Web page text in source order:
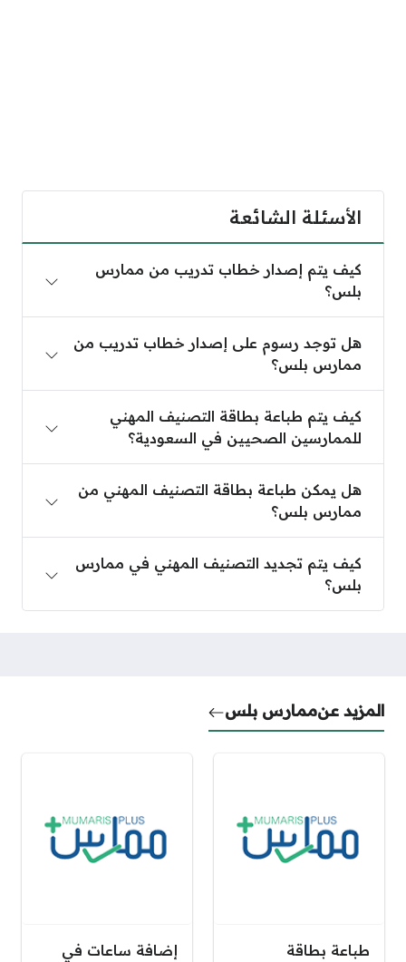
الأسئلة الشائعة
كيف يتم إصدار خطاب تدريب من ممارس
بلس؟
هل توجد رسوم على إصدار خطاب تدريب من
ممارس بلس؟
كيف يتم طباعة بطاقة التصنيف المهني
للممارسين الصحيين في السعودية؟
هل يمكن طباعة بطاقة التصنيف المهني من
ممارس بلس؟
كيف يتم تجديد التصنيف المهني في ممارس
بلس؟
المزيد عنممارس بلس
طباعة بطاقة
إضافة ساعات في